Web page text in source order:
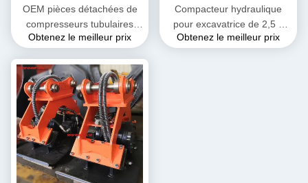
OEM pièces détachées de
compresseurs tubulaires
hydrauliques pour
Obtenez le meilleur prix
Compacteur hydraulique
pour excavatrice de 2,5 à
3,5 tonnes pour la
Obtenez le meilleur prix